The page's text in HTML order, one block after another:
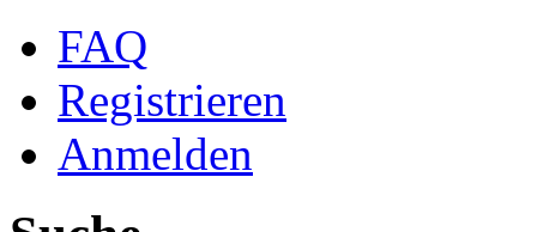
FAQ
Registrieren
Anmelden